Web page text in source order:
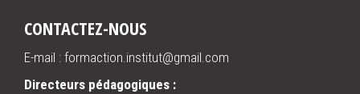
CONTACTEZ-NOUS
E-mail : formaction.institut@gmail.com
Directeurs pédagogiques :